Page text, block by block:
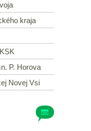
kraja
P. Horova
Novej Vsi